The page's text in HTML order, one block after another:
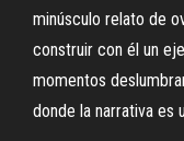
minúsculo relato de
construir con él un
momentos
donde la narrativa es